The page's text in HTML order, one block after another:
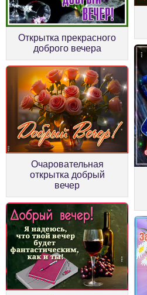
Открытка прекрасного
доброго вечера
Очаровательная
открытка добрый
вечер